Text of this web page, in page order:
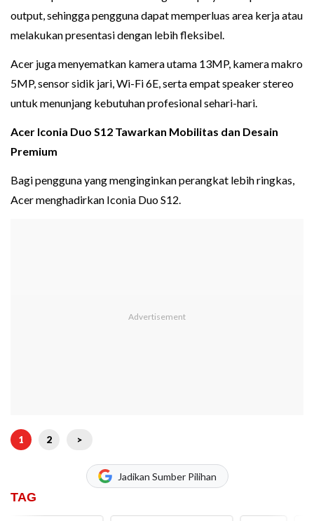
output, sehingga pengguna dapat memperluas area kerja atau
melakukan presentasi dengan lebih fleksibel.
Acer juga menyematkan kamera utama 13MP, kamera makro
5MP, sensor sidik jari, Wi-Fi 6E, serta empat speaker stereo
untuk menunjang kebutuhan profesional sehari-hari.
Acer Iconia Duo S12 Tawarkan Mobilitas dan Desain
Premium
Bagi pengguna yang menginginkan perangkat lebih ringkas,
Acer menghadirkan Iconia Duo S12.
1 2 >
Jadikan Sumber Pilihan
TAG